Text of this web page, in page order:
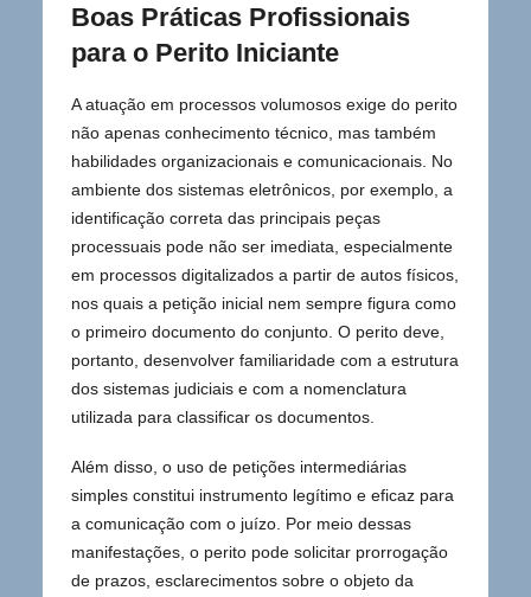
Boas Práticas Profissionais
para o Perito Iniciante
A atuação em processos volumosos exige do perito
não apenas conhecimento técnico, mas também
habilidades organizacionais e comunicacionais. No
ambiente dos sistemas eletrônicos, por exemplo, a
identificação correta das principais peças
processuais pode não ser imediata, especialmente
em processos digitalizados a partir de autos físicos,
nos quais a petição inicial nem sempre figura como
o primeiro documento do conjunto. O perito deve,
portanto, desenvolver familiaridade com a estrutura
dos sistemas judiciais e com a nomenclatura
utilizada para classificar os documentos.
Além disso, o uso de petições intermediárias
simples constitui instrumento legítimo e eficaz para
a comunicação com o juízo. Por meio dessas
manifestações, o perito pode solicitar prorrogação
de prazos, esclarecimentos sobre o objeto da